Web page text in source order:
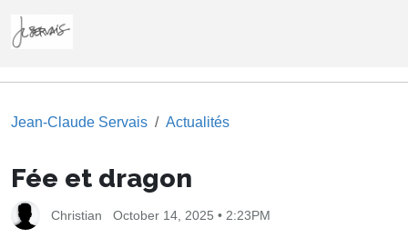
Jean-Claude Servais Actualités
Fée et dragon
Christian October 14, 2025 • 2:23PM